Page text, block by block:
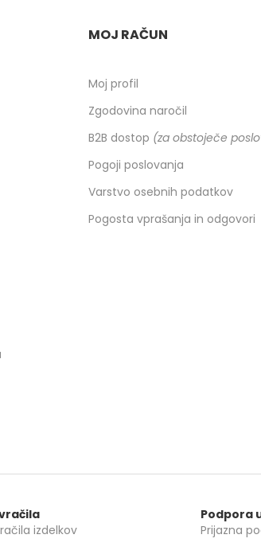
MOJ RAČUN
Moj profil
Zgodovina naročil
B2B dostop (za obstoječe
Pogoji poslovanja
Varstvo osebnih podatkov
Pogosta vprašanja in odgovori
izdelkov
Podpora
Prijazna